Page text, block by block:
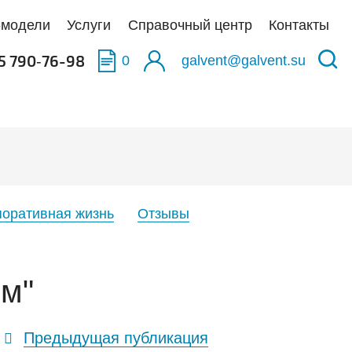
Услуги Справочный центр Контакты
790‑76-98 0 galvent@galvent.su
жизнь
Отзывы
Предыдущая публикация